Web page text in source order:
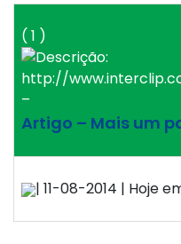
( 1 )
–
Artigo – Mais um
| 11-08-2014 | Hoje